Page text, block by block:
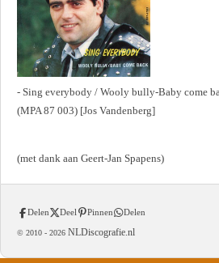
- Sing everybody / Wooly bully-Baby come
(MPA 87 003) [Jos Vandenberg]
(met dank aan Geert-Jan Spapens)
Delen Deel Pinnen Delen
© 2010 - 2026 NLDiscografie.nl